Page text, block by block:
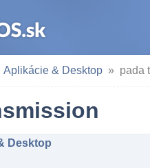
Aplikácie & Desktop pada
Desktop